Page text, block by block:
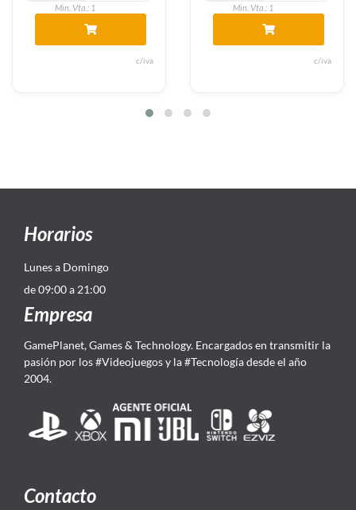
Horarios
Lunes a Domingo
de 09:00 a 21:00
Empresa
GamePlanet, Games & Technology. Encargados en transmitir la
pasión por los #Videojuegos y la #Tecnología desde el año
2004.
Contacto